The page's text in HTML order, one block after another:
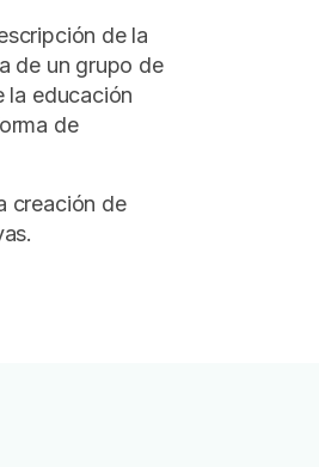
de la
de un grupo de
la educación
de
creación de